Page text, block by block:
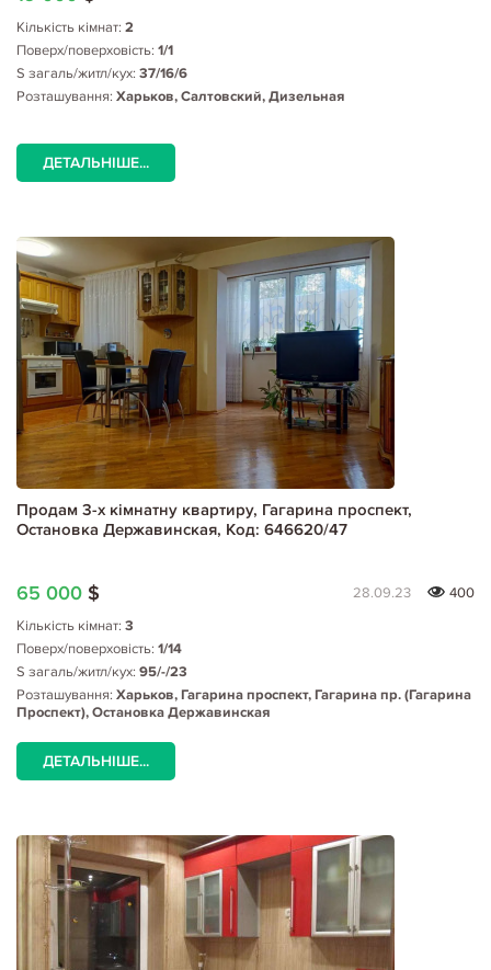
Кількість кімнат: 2
Поверх/поверховість: 1/1
S загаль/житл/кух: 37/16/6
Розташування: Харьков, Салтовский, Дизельная
ДЕТАЛЬНІШЕ...
Продам 3-х кімнатну квартиру, Гагарина проспект,
Остановка Державинская, Код: 646620/47
65 000 $ 28.09.23
400
Кількість кімнат: 3
Поверх/поверховість: 1/14
S загаль/житл/кух: 95/-/23
Розташування: Харьков, Гагарина проспект, Гагарина пр. (Гагарина
Проспект), Остановка Державинская
ДЕТАЛЬНІШЕ...